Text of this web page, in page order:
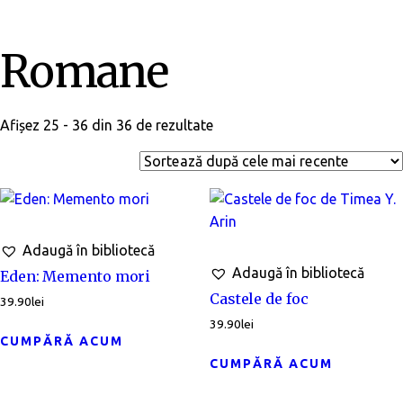
Romane
Afișez 25 - 36 din 36 de rezultate
Adaugă în bibliotecă
Eden: Memento mori
39.90lei
CUMPĂRĂ ACUM
Adaugă în bibliotecă
Castele de foc
39.90lei
CUMPĂRĂ ACUM